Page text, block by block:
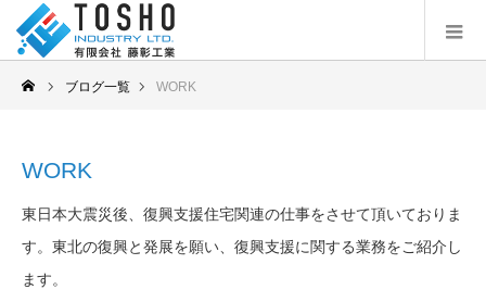
ブログ一覧 WORK
WORK
東日本大震災後、復興支援住宅関連の仕事をさせて頂いておりま
す。東北の復興と発展を願い、復興支援に関する業務をご紹介し
ます。